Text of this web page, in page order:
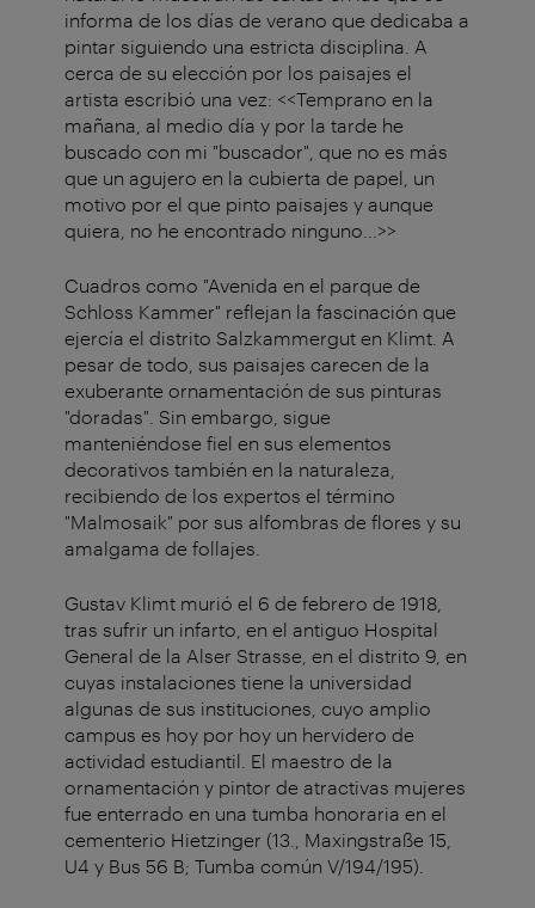
informa de los días de verano que dedicaba a
pintar siguiendo una estricta disciplina. A
cerca de su elección por los paisajes el
artista escribió una vez: <<Temprano en la
mañana, al medio día y por la tarde he
buscado con mi "buscador", que no es más
que un agujero en la cubierta de papel, un
motivo por el que pinto paisajes y aunque
quiera, no he encontrado ninguno...>>
Cuadros como "Avenida en el parque de
Schloss Kammer" reflejan la fascinación que
ejercía el distrito Salzkammergut en Klimt. A
pesar de todo, sus paisajes carecen de la
exuberante ornamentación de sus pinturas
"doradas". Sin embargo, sigue
manteniéndose fiel en sus elementos
decorativos también en la naturaleza,
recibiendo de los expertos el término
"Malmosaik" por sus alfombras de flores y su
amalgama de follajes.
Gustav Klimt murió el 6 de febrero de 1918,
tras sufrir un infarto, en el antiguo Hospital
General de la Alser Strasse, en el distrito 9, en
cuyas instalaciones tiene la universidad
algunas de sus instituciones, cuyo amplio
campus es hoy por hoy un hervidero de
actividad estudiantil. El maestro de la
ornamentación y pintor de atractivas mujeres
fue enterrado en una tumba honoraria en el
cementerio Hietzinger (13., Maxingstraße 15,
U4 y Bus 56 B; Tumba común V/194/195).